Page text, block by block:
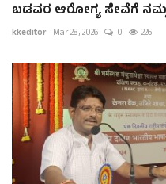
ಬಡವರ ಆರೋಗ್ಯ ಸೇವೆಗೆ
kkeditor Mar 28, 2026 0 226